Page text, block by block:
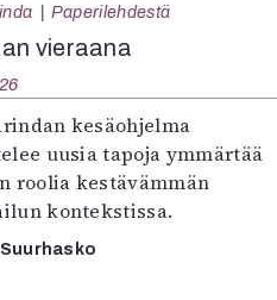
Paperilehdestä
vieraana
kesäohjelma
uusia tapoja ymmärtää
roolia kestävämmän
kontekstissa.